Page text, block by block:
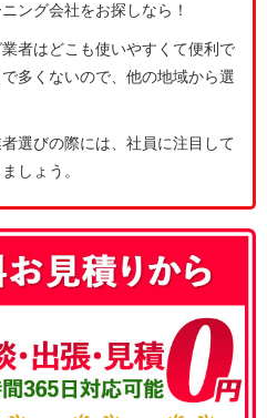
ング会社をお探しなら！
者はどこも使いやすくて便利で
多くないので、他の地域から選
選びの際には、社員に注目して
しょう。